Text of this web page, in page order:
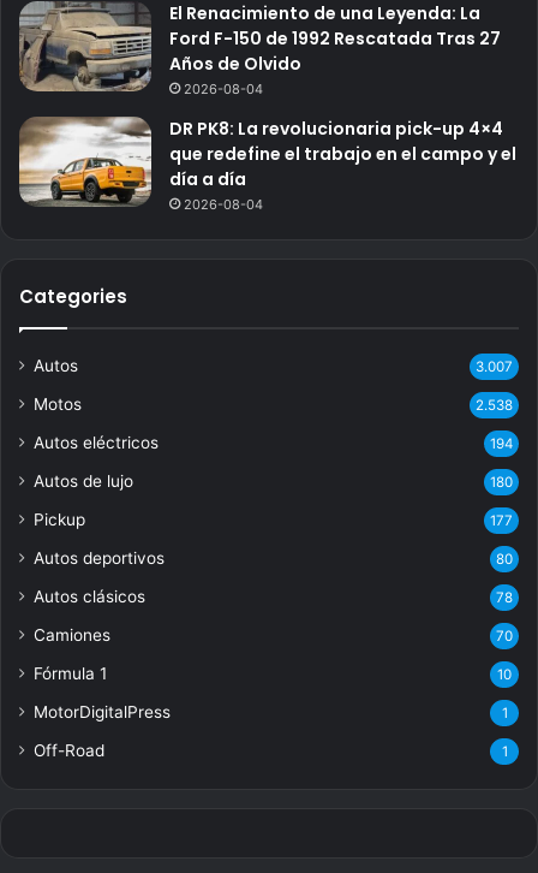
El Renacimiento de una Leyenda: La
Ford F-150 de 1992 Rescatada Tras 27
Años de Olvido
2026-08-04
DR PK8: La revolucionaria pick-up 4×4
que redefine el trabajo en el campo y el
día a día
2026-08-04
Categories
Autos 3.007
Motos 2.538
Autos eléctricos 194
Autos de lujo 180
Pickup 177
Autos deportivos 80
Autos clásicos 78
Camiones 70
Fórmula 1 10
MotorDigitalPress 1
Off-Road 1